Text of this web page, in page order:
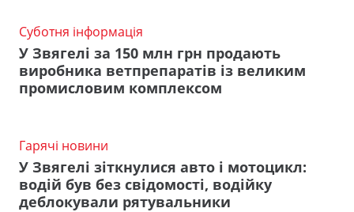
Суботня інформація
У Звягелі за 150 млн грн продають
виробника ветпрепаратів із великим
промисловим комплексом
Гарячі новини
У Звягелі зіткнулися авто і мотоцикл:
водій був без свідомості, водійку
деблокували рятувальники